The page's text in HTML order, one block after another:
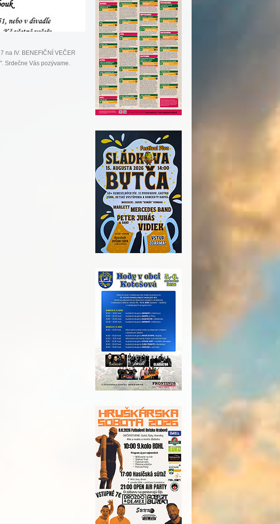
na IV. BENEFIČNÍ VEČER
Srdečne Vás pozývame.